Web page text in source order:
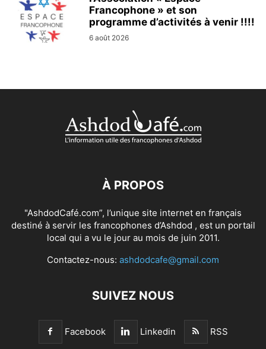
Francophone » et son
programme d’activités à venir !!!!
6 août 2026
À PROPOS
"AshdodCafé.com”, l’unique site internet en français
destiné à servir les francophones d’Ashdod , est un portail
local qui a vu le jour au mois de juin 2011.
Contactez-nous: ashdodcafe@gmail.com
SUIVEZ NOUS
Facebook Linkedin RSS